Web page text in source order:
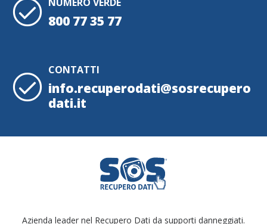
800 77 35 77
CONTATTI
info.recuperodati@sosrecupero
dati.it
Azienda leader nel Recupero Dati da supporti danneggiati.